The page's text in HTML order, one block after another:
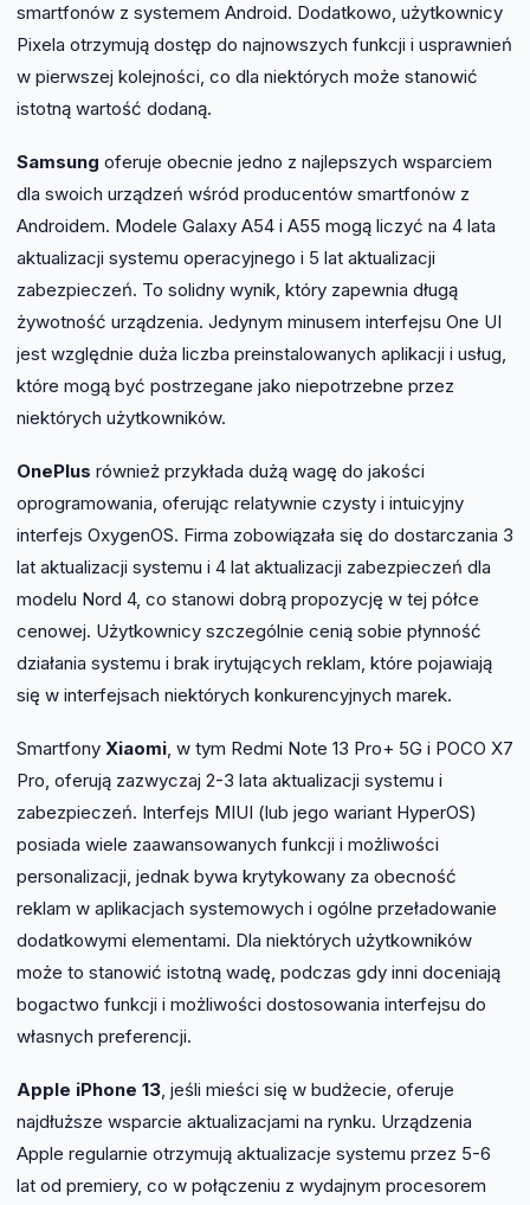
smartfonów z systemem Android. Dodatkowo, użytkownicy
Pixela otrzymują dostęp do najnowszych funkcji i usprawnień
w pierwszej kolejności, co dla niektórych może stanowić
istotną wartość dodaną.
Samsung oferuje obecnie jedno z najlepszych wsparciem
dla swoich urządzeń wśród producentów smartfonów z
Androidem. Modele Galaxy A54 i A55 mogą liczyć na 4 lata
aktualizacji systemu operacyjnego i 5 lat aktualizacji
zabezpieczeń. To solidny wynik, który zapewnia długą
żywotność urządzenia. Jedynym minusem interfejsu One UI
jest względnie duża liczba preinstalowanych aplikacji i usług,
które mogą być postrzegane jako niepotrzebne przez
niektórych użytkowników.
OnePlus również przykłada dużą wagę do jakości
oprogramowania, oferując relatywnie czysty i intuicyjny
interfejs OxygenOS. Firma zobowiązała się do dostarczania 3
lat aktualizacji systemu i 4 lat aktualizacji zabezpieczeń dla
modelu Nord 4, co stanowi dobrą propozycję w tej półce
cenowej. Użytkownicy szczególnie cenią sobie płynność
działania systemu i brak irytujących reklam, które pojawiają
się w interfejsach niektórych konkurencyjnych marek.
Smartfony Xiaomi, w tym Redmi Note 13 Pro+ 5G i POCO X7
Pro, oferują zazwyczaj 2-3 lata aktualizacji systemu i
zabezpieczeń. Interfejs MIUI (lub jego wariant HyperOS)
posiada wiele zaawansowanych funkcji i możliwości
personalizacji, jednak bywa krytykowany za obecność
reklam w aplikacjach systemowych i ogólne przeładowanie
dodatkowymi elementami. Dla niektórych użytkowników
może to stanowić istotną wadę, podczas gdy inni doceniają
bogactwo funkcji i możliwości dostosowania interfejsu do
własnych preferencji.
Apple iPhone 13, jeśli mieści się w budżecie, oferuje
najdłuższe wsparcie aktualizacjami na rynku. Urządzenia
Apple regularnie otrzymują aktualizacje systemu przez 5-6
lat od premiery, co w połączeniu z wydajnym procesorem